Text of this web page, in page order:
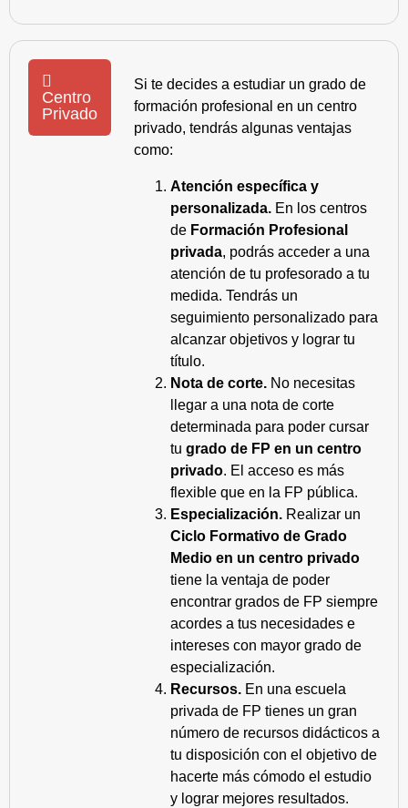
Centro
Privado
Si te decides a estudiar un grado de
formación profesional en un centro
privado, tendrás algunas ventajas
como:
Atención específica y
personalizada. En los centros
de Formación Profesional
privada, podrás acceder a una
atención de tu profesorado a tu
medida. Tendrás un
seguimiento personalizado para
alcanzar objetivos y lograr tu
título.
Nota de corte. No necesitas
llegar a una nota de corte
determinada para poder cursar
tu grado de FP en un centro
privado. El acceso es más
flexible que en la FP pública.
Especialización. Realizar un
Ciclo Formativo de Grado
Medio en un centro privado
tiene la ventaja de poder
encontrar grados de FP siempre
acordes a tus necesidades e
intereses con mayor grado de
especialización.
Recursos. En una escuela
privada de FP tienes un gran
número de recursos didácticos a
tu disposición con el objetivo de
hacerte más cómodo el estudio
y lograr mejores resultados.